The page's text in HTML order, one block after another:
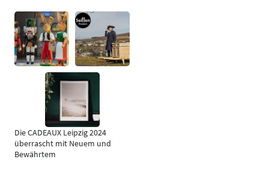
Die CADEAUX Leipzig 2024
überrascht mit Neuem und
Bewährtem